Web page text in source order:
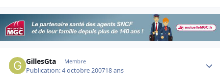
GillesGta Membre
Publication:4 octobre 200718 ans